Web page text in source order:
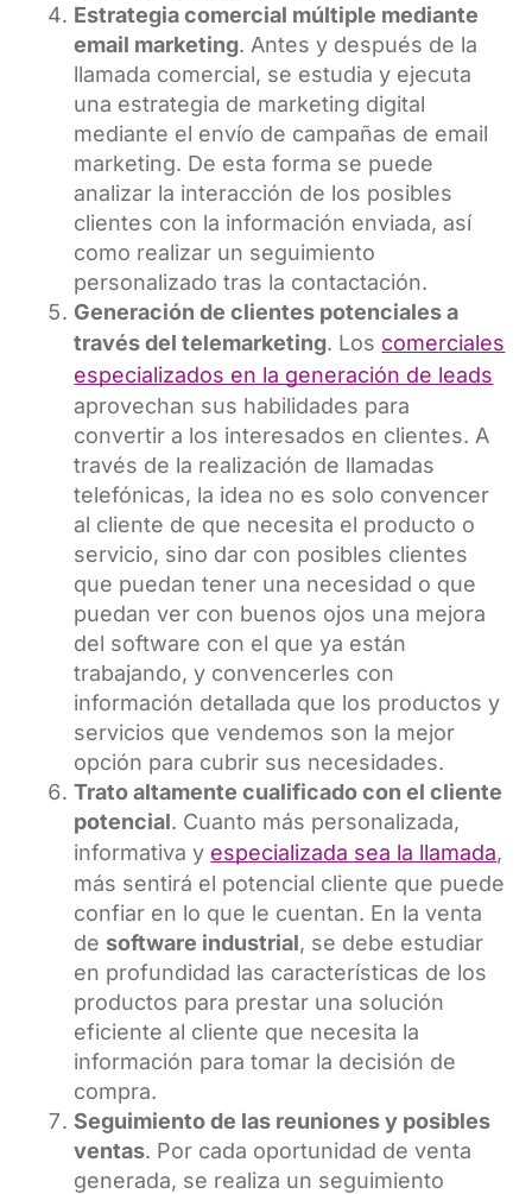
Estrategia comercial múltiple mediante
email marketing. Antes y después de la
llamada comercial, se estudia y ejecuta
una estrategia de marketing digital
mediante el envío de campañas de email
marketing. De esta forma se puede
analizar la interacción de los posibles
clientes con la información enviada, así
como realizar un seguimiento
personalizado tras la contactación.
Generación de clientes potenciales a
través del telemarketing. Los comerciales
especializados en la generación de leads
aprovechan sus habilidades para
convertir a los interesados en clientes. A
través de la realización de llamadas
telefónicas, la idea no es solo convencer
al cliente de que necesita el producto o
servicio, sino dar con posibles clientes
que puedan tener una necesidad o que
puedan ver con buenos ojos una mejora
del software con el que ya están
trabajando, y convencerles con
información detallada que los productos y
servicios que vendemos son la mejor
opción para cubrir sus necesidades.
Trato altamente cualificado con el cliente
potencial. Cuanto más personalizada,
informativa y especializada sea la llamada,
más sentirá el potencial cliente que puede
confiar en lo que le cuentan. En la venta
de software industrial, se debe estudiar
en profundidad las características de los
productos para prestar una solución
eficiente al cliente que necesita la
información para tomar la decisión de
compra.
Seguimiento de las reuniones y posibles
ventas. Por cada oportunidad de venta
generada, se realiza un seguimiento